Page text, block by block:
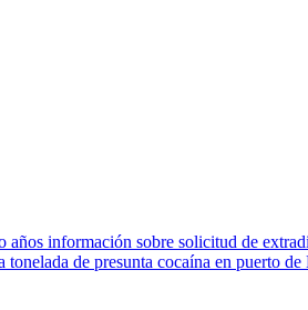
años información sobre solicitud de
tonelada de presunta cocaína en puerto